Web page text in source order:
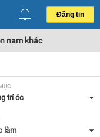
Đăng tin
nam khác
trí óc
làm